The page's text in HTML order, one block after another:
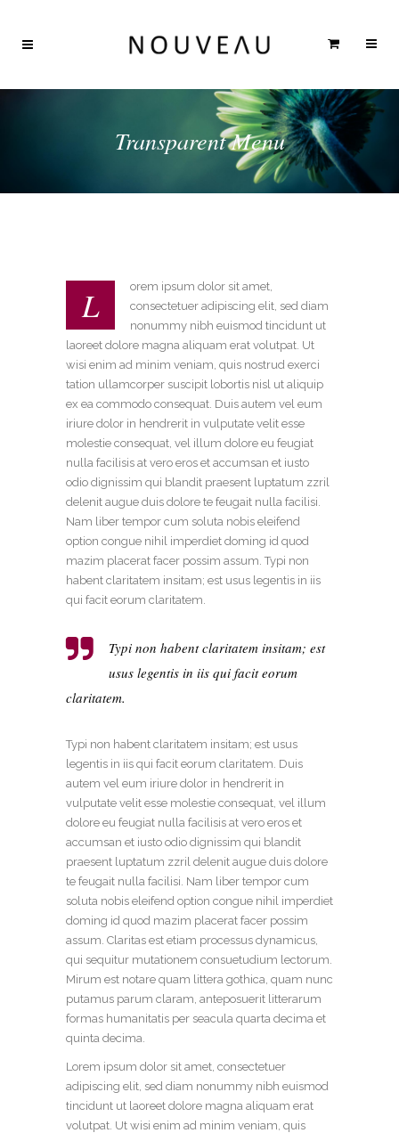
Transparent Menu
L
orem ipsum dolor sit amet,
consectetuer adipiscing elit, sed diam
nonummy nibh euismod tincidunt ut
laoreet dolore magna aliquam erat volutpat. Ut
wisi enim ad minim veniam, quis nostrud exerci
tation ullamcorper suscipit lobortis nisl ut aliquip
ex ea commodo consequat. Duis autem vel eum
iriure dolor in hendrerit in vulputate velit esse
molestie consequat, vel illum dolore eu feugiat
nulla facilisis at vero eros et accumsan et iusto
odio dignissim qui blandit praesent luptatum zzril
delenit augue duis dolore te feugait nulla facilisi.
Nam liber tempor cum soluta nobis eleifend
option congue nihil imperdiet doming id quod
mazim placerat facer possim assum. Typi non
habent claritatem insitam; est usus legentis in iis
qui facit eorum claritatem.
Typi non habent claritatem insitam; est
usus legentis in iis qui facit eorum
claritatem.
Typi non habent claritatem insitam; est usus
legentis in iis qui facit eorum claritatem. Duis
autem vel eum iriure dolor in hendrerit in
vulputate velit esse molestie consequat, vel illum
dolore eu feugiat nulla facilisis at vero eros et
accumsan et iusto odio dignissim qui blandit
praesent luptatum zzril delenit augue duis dolore
te feugait nulla facilisi. Nam liber tempor cum
soluta nobis eleifend option congue nihil imperdiet
doming id quod mazim placerat facer possim
assum. Claritas est etiam processus dynamicus,
qui sequitur mutationem consuetudium lectorum.
Mirum est notare quam littera gothica, quam nunc
putamus parum claram, anteposuerit litterarum
formas humanitatis per seacula quarta decima et
quinta decima.
Lorem ipsum dolor sit amet, consectetuer
adipiscing elit, sed diam nonummy nibh euismod
tincidunt ut laoreet dolore magna aliquam erat
volutpat. Ut wisi enim ad minim veniam, quis